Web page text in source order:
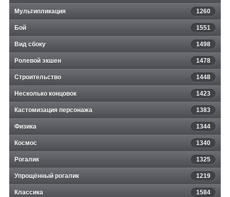
Мультипликация 1260
Бой 1551
Вид сбоку 1498
Ролевой экшен 1478
Строительство 1448
Несколько концовок 1423
Кастомизация персонажа 1383
Физика 1344
Космос 1340
Рогалик 1325
Упрощённый рогалик 1219
Классика 1584